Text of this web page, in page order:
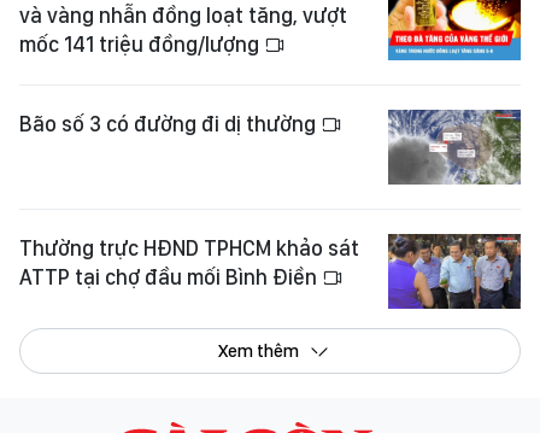
và vàng nhẫn đồng loạt tăng, vượt
mốc 141 triệu đồng/lượng
Bão số 3 có đường đi dị thường
Thường trực HĐND TPHCM khảo sát
ATTP tại chợ đầu mối Bình Điền
Xem thêm